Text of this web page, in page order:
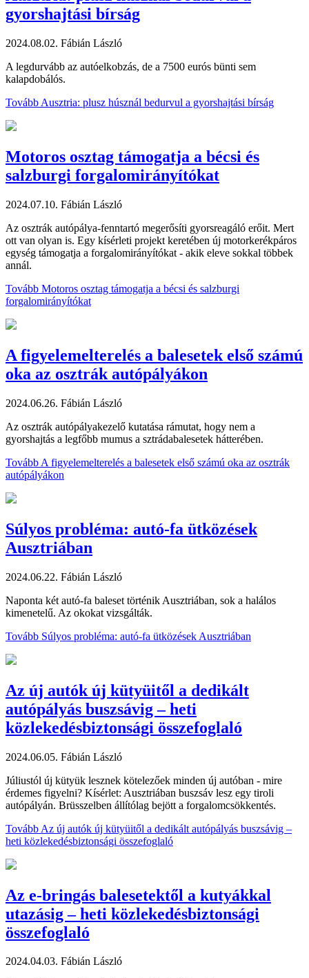
gyorshajtási bírság
2024.08.02. Fábián László
A legdurvább az autóelkobzás, de a 7500 eurós bünti sem
kalapdobálós.
Tovább Ausztria: plusz húsznál bedurvul a gyorshajtási bírság
Motoros osztag támogatja a bécsi és
salzburgi forgalomirányítókat
2024.07.10. Fábián László
Az osztrák autópálya-fenntartó megerősíti gyorsreagáló erőit. Mert
ott van olyan is. Egy kísérleti projekt keretében új motorkerékpáros
egység támogatja a forgalomirányítókat - akik eleve sokkal többek
annál.
Tovább Motoros osztag támogatja a bécsi és salzburgi
forgalomirányítókat
A figyelemelterelés a balesetek első számú
oka az osztrák autópályákon
2024.06.26. Fábián László
Az osztrák autópályakezelő kutatása rámutat, hogy nem a
gyorshajtás a legfőbb mumus a sztrádabalesetek hátterében.
Tovább A figyelemelterelés a balesetek első számú oka az osztrák
autópályákon
Súlyos probléma: autó-fa ütközések
Ausztriában
2024.06.22. Fábián László
Naponta két autó-fa baleset történik Ausztriában, sok a halálos
kimenetelű. Az okokat vizsgálták.
Tovább Súlyos probléma: autó-fa ütközések Ausztriában
Az új autók új kütyüitől a dedikált
autópályás buszsávig – heti
közlekedésbiztonsági összefoglaló
2024.06.05. Fábián László
Júliustól új kütyük lesznek kötelezőek minden új autóban - mire
érdemes figyelni? Kísérlet: Ausztriában buszsáv lesz egy tiroli
autópályán. Brüsszelben állítólag bejött a forgalomcsökkentés.
Tovább Az új autók új kütyüitől a dedikált autópályás buszsávig –
heti közlekedésbiztonsági összefoglaló
Az e-bringás balesetektől a kutyákkal
utazásig – heti közlekedésbiztonsági
összefoglaló
2024.04.03. Fábián László